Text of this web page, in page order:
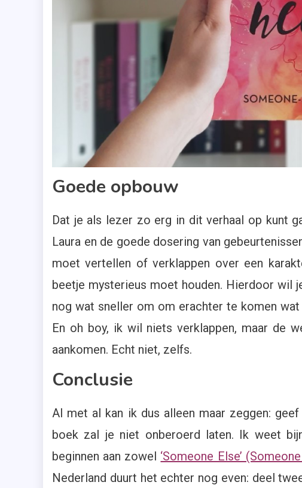
Goede opbouw
Dat je als lezer zo erg in dit verhaal op kunt
Laura en de goede dosering van
moet vertellen of verklappen over een
beetje mysterieus moet houden. Hierdoor wil
nog wat sneller om om erachter te komen
En oh boy, ik wil niets verklappen, maar de
aankomen. Echt niet, zelfs.
Conclusie
Al met al kan ik dus alleen maar zeggen: geef
boek zal je niet onberoerd laten. Ik weet
beginnen aan zowel ‘Someone Else’
Nederland duurt het echter nog even: deel